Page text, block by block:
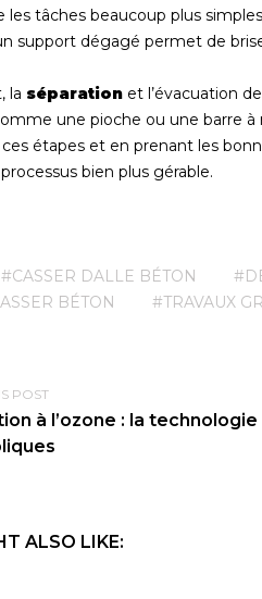
les tâches beaucoup plus
support dégagé permet de
la séparation et l’évacuation
une pioche ou une barre
étapes et en prenant les
bien plus gérable.
#CASSER DALLE BÉTON
BÉTON
#TRAVAUX
POST
à l’ozone : la technologie
ALSO LIKE: